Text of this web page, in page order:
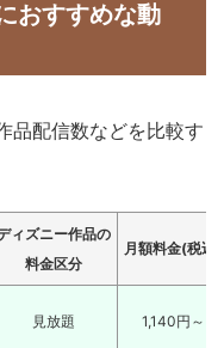
おすすめな動
品配信数などを比較す
ィズニー作品の
料金区分
月額料金(税込)
見放題 1,140円～